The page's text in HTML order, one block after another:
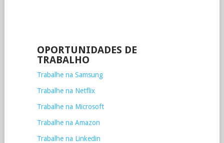
OPORTUNIDADES DE
TRABALHO
Trabalhe na Samsung
Trabalhe na Netflix
Trabalhe na Microsoft
Trabalhe na Amazon
Trabalhe na Linkedin